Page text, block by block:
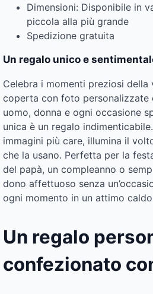
Dimensioni: Disponibile in
piccola alla più grande
Spedizione gratuita
Un regalo unico e
Celebra i momenti preziosi
coperta con foto personalizzate
uomo, donna e ogni occasione
unica è un regalo
immagini più care, illumina il
che la usano. Perfetta per la
del papà, un compleanno o
dono affettuoso senza
ogni momento in un attimo
Un regalo
confezionato